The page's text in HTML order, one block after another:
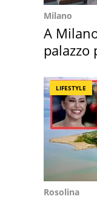
Milano
A
palazzo
LIFESTYLE
Rosolina